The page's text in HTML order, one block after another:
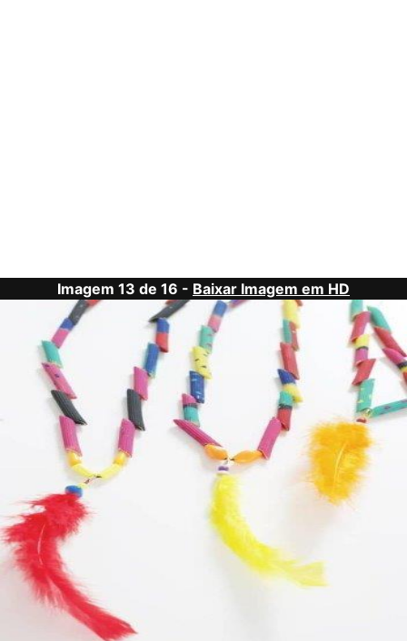
Imagem 13 de 16 - Baixar Imagem em HD